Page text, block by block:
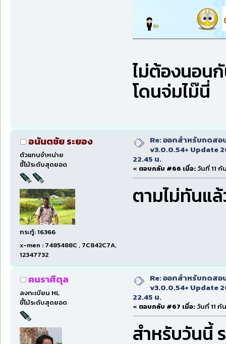
ไม่ต้องนอนกั
โดนจ่มไม๊นี่
อนันตชัย ระยอง
ตัวแทนจำหน่าย
ขี้โม้ระดับสุดยอด
กระทู้: 16366
x-men : 7485488C , 7C842C7A,
12347732
Re: ออกสำหรับทดสอ
v3.0.0.54+ Update
22.45 น.
« ตอบกลับ #66 เมื่อ: วันที่ 11
ตามไม่ทันแล้
ฅนราศีตุล
ลงทะเบียน HL
ขี้โม้ระดับสุดยอด
Re: ออกสำหรับทดสอ
v3.0.0.54+ Update
22.45 น.
« ตอบกลับ #67 เมื่อ: วันที่ 11 กั
สำหรับวันนี้